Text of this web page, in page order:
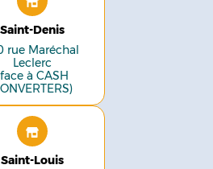
Saint-Denis
rue Maréchal
Leclerc
à CASH
Saint-Louis